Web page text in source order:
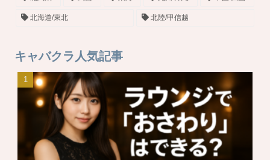
北海道/東北 北陸/甲信越
キャバクラ人気記事